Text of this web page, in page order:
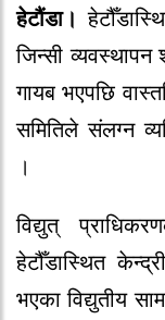
हेटौंडा।
जिन्सी व्यवस्थापन
गायब भएपछि
समितिले संलग्न
।
विद्युत्
हेटौँडास्थित
भएका विद्युतीय